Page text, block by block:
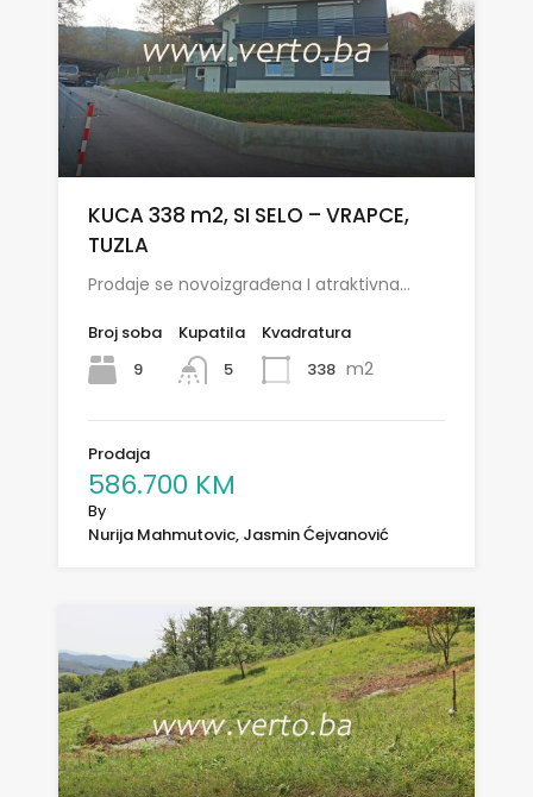
KUCA 338 m2, SI SELO – VRAPCE,
TUZLA
Prodaje se novoizgrađena I atraktivna…
Broj soba
9
Kupatila
5
Kvadratura
338 m2
Prodaja
586.700 KM
By
Nurija Mahmutovic, Jasmin Ćejvanović